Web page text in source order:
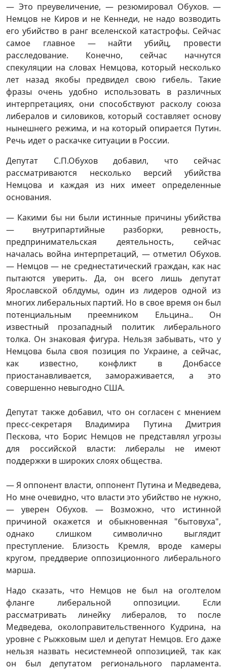
— Это преувеличение, — резюмировал Обухов. —
Немцов не Киров и не Кеннеди, не надо возводить
его убийство в ранг вселенской катастрофы. Сейчас
самое главное — найти убийц, провести
расследование. Конечно, сейчас начнутся
спекуляции на словах Немцова, который несколько
лет назад якобы предвидел свою гибель. Такие
фразы очень удобно использовать в различных
интерпретациях, они способствуют расколу союза
либералов и силовиков, который составляет основу
нынешнего режима, и на который опирается Путин.
Речь идет о раскачке ситуации в России.
Депутат С.П.Обухов добавил, что сейчас
рассматриваются несколько версий убийства
Немцова и каждая из них имеет определенные
основания.
— Какими бы ни были истинные причины убийства
— внутрипартийные разборки, ревность,
предпринимательская деятельность, сейчас
началась война интерпретаций, — отметил Обухов.
— Немцов — не среднестатический граждан, как нас
пытаются уверить. Да, он всего лишь депутат
Ярославской облдумы, один из лидеров одной из
многих либеральных партий. Но в свое время он был
потенциальным преемником Ельцина.. Он
известный прозападный политик либерального
толка. Он знаковая фигура. Нельзя забывать, что у
Немцова была своя позиция по Украине, а сейчас,
как известно, конфликт в Донбассе
приостанавливается, замораживается, а это
совершенно невыгодно США.
Депутат также добавил, что он согласен с мнением
пресс-секретаря Владимира Путина Дмитрия
Пескова, что Борис Немцов не представлял угрозы
для российской власти: либералы не имеют
поддержки в широких слоях общества.
— Я оппонент власти, оппонент Путина и Медведева,
Но мне очевидно, что власти это убийство не нужно,
— уверен Обухов. — Возможно, что истинной
причиной окажется и обыкновенная "бытовуха",
однако слишком символично выглядит
преступление. Близость Кремля, вроде камеры
кругом, преддверие оппозиционного либерального
марша.
Надо сказать, что Немцов не был на оголтелом
фланге либеральной оппозиции. Если
рассматривать линейку либералов, то после
Медведева, околоправительственного Кудрина, на
уровне с Рыжковым шел и депутат Немцов. Его даже
нельзя назвать несистемнеой оппозицией, так как
он был депутатом регионального парламента.